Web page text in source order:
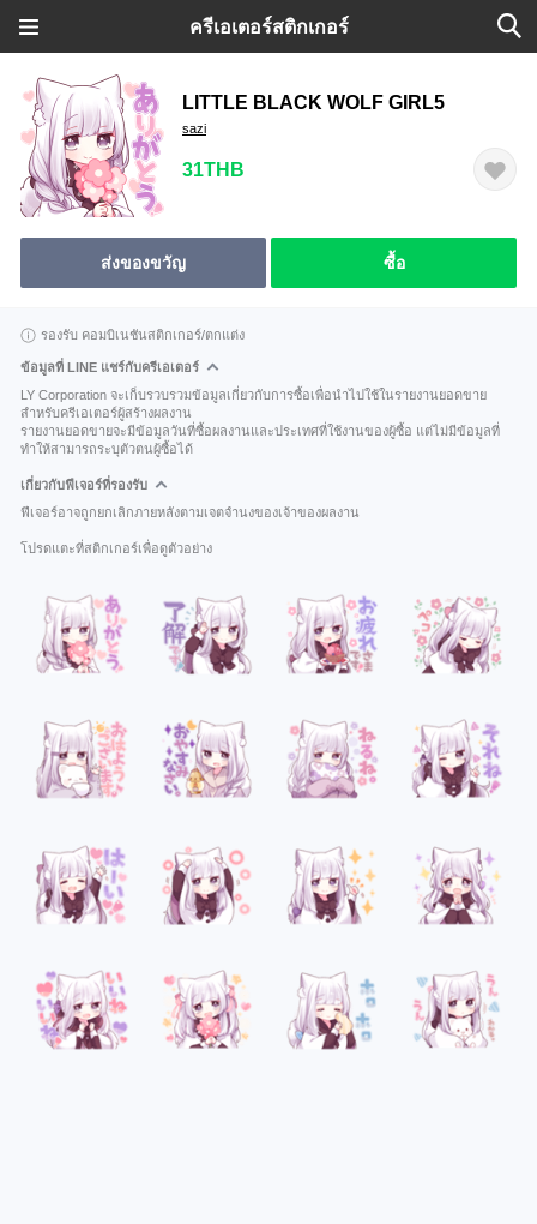
ครีเอเตอร์สติกเกอร์
LITTLE BLACK WOLF GIRL5
sazi
31THB
ส่งของขวัญ ซื้อ
รองรับ คอมบิเนชันสติกเกอร์/ตกแต่ง
ข้อมูลที่ LINE แชร์กับครีเอเตอร์
LY Corporation จะเก็บรวบรวมข้อมูลเกี่ยวกับการซื้อเพื่อนำไปใช้ในรายงานยอดขาย
สำหรับครีเอเตอร์ผู้สร้างผลงาน
รายงานยอดขายจะมีข้อมูลวันที่ซื้อผลงานและประเทศที่ใช้งานของผู้ซื้อ แต่ไม่มีข้อมูลที่
ทำให้สามารถระบุตัวตนผู้ซื้อได้
เกี่ยวกับฟีเจอร์ที่รองรับ
ฟีเจอร์อาจถูกยกเลิกภายหลังตามเจตจำนงของเจ้าของผลงาน
โปรดแตะที่สติกเกอร์เพื่อดูตัวอย่าง